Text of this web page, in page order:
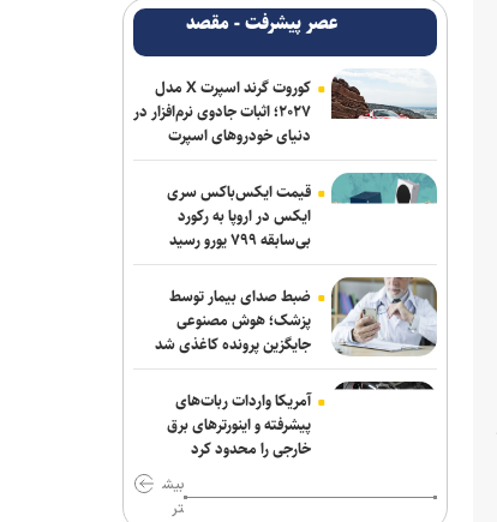
عصر پیشرفت - مقصد
کوروت گرند اسپرت X مدل
۲۰۲۷؛ اثبات جادوی نرم‌افزار در
دنیای خودروهای اسپرت
قیمت ایکس‌باکس سری
ایکس در اروپا به رکورد
بی‌سابقه ۷۹۹ یورو رسید
ضبط صدای بیمار توسط
پزشک؛ هوش مصنوعی
جایگزین پرونده کاغذی شد
آمریکا واردات ربات‌های
پیشرفته و اینورترهای برق
خارجی را محدود کرد
بیش
تر